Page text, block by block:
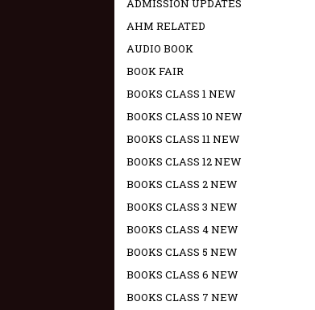
ADMISSION UPDATES
AHM RELATED
AUDIO BOOK
BOOK FAIR
BOOKS CLASS 1 NEW
BOOKS CLASS 10 NEW
BOOKS CLASS 11 NEW
BOOKS CLASS 12 NEW
BOOKS CLASS 2 NEW
BOOKS CLASS 3 NEW
BOOKS CLASS 4 NEW
BOOKS CLASS 5 NEW
BOOKS CLASS 6 NEW
BOOKS CLASS 7 NEW